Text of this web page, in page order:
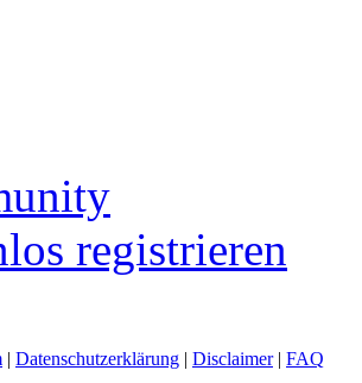
registrieren
| Datenschutzerklärung | Disclaimer| FAQ